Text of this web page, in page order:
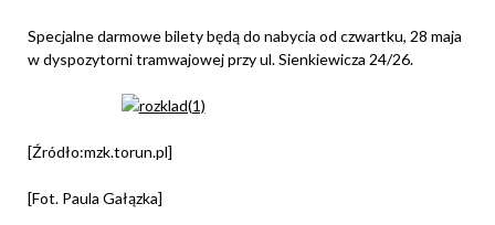
Specjalne darmowe bilety będą do nabycia od czwartku, 28 maja
w dyspozytorni tramwajowej przy ul. Sienkiewicza 24/26.
[Źródło:mzk.torun.pl]
[Fot. Paula Gałązka]